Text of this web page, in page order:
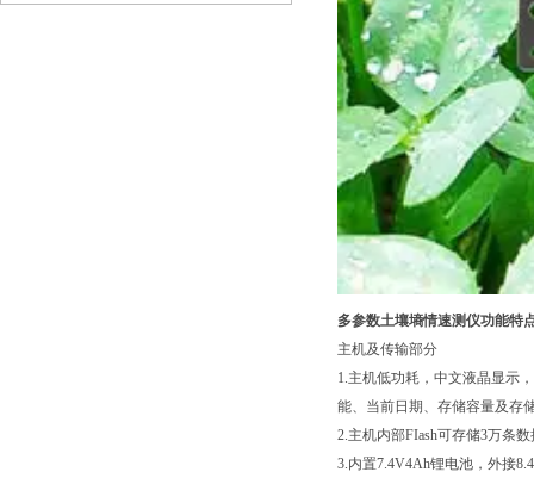
多参数土壤墒情速测仪功能特
主机及传输部分
1.主机低功耗，中文液晶显示
能、当前日期、存储容量及存
2.主机内部FIash可存储3万条
3.内置7.4V4Ah锂电池，外接